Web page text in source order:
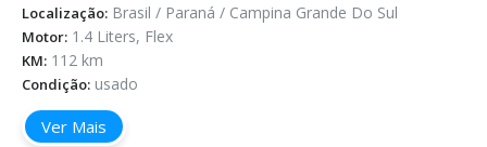
Localização: Brasil / Paraná / Campina Grande Do Sul
Motor: 1.4 Liters, Flex
KM: 112 km
Condição: usado
Ver Mais